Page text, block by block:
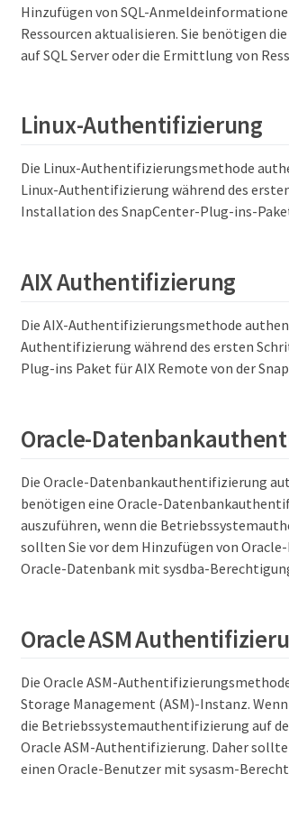
Hinzufügen von SQL-
Ressourcen aktualisieren. Sie benötigen
auf SQL Server oder die Ermittlung von
Linux-Authentifizierung
Die Linux-Authentifizierungsmethode
Linux-Authentifizierung während des
Installation des SnapCenter-Plug-ins-
AIX Authentifizierung
Die AIX-Authentifizierungsmethode
Authentifizierung während des ersten
Plug-ins Paket für AIX Remote von der
Oracle-
Die Oracle-Datenbankauthentifizierung
benötigen eine Oracle-
auszuführen, wenn die
sollten Sie vor dem Hinzufügen von
Oracle-Datenbank mit sysdba-
Oracle ASM
Die Oracle ASM-
Storage Management (ASM)-Instanz.
die Betriebssystemauthentifizierung auf
Oracle ASM-Authentifizierung. Daher
einen Oracle-Benutzer mit sysasm-